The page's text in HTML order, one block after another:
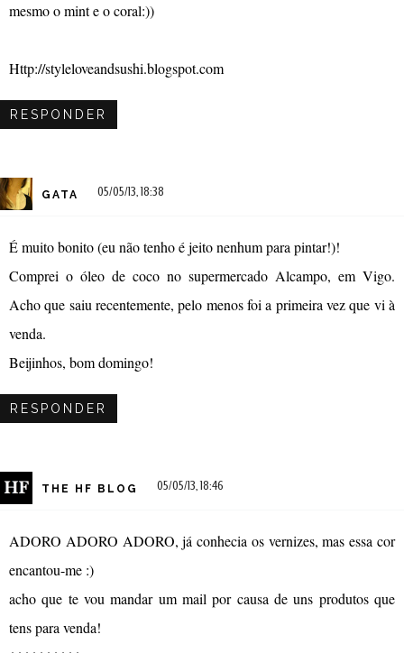
mesmo o mint e o coral:))
Http://styleloveandsushi.blogspot.com
RESPONDER
GATA 05/05/13, 18:38
É muito bonito (eu não tenho é jeito nenhum para pintar!)!
Comprei o óleo de coco no supermercado Alcampo, em Vigo.
Acho que saiu recentemente, pelo menos foi a primeira vez que vi à
venda.
Beijinhos, bom domingo!
RESPONDER
THE HF BLOG 05/05/13, 18:46
ADORO ADORO ADORO, já conhecia os vernizes, mas essa cor
encantou-me :)
acho que te vou mandar um mail por causa de uns produtos que
tens para venda!